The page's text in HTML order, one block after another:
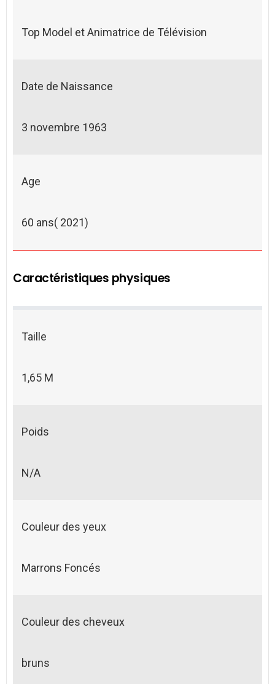
Top Model et Animatrice de Télévision
Date de Naissance
3 novembre 1963
Age
60 ans( 2021)
Caractéristiques physiques
Taille
1,65 M
Poids
N/A
Couleur des yeux
Marrons Foncés
Couleur des cheveux
bruns